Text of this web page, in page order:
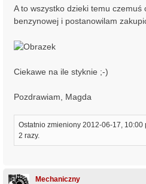
A to wszystko dzieki temu czemuś
benzynowej i postanowilam
Ciekawe na ile styknie ;-)
Pozdrawiam, Magda
Ostatnio zmieniony 2012-06-17, 10:00
2 razy.
Mechaniczny